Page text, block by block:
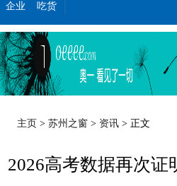
企业
吃货
主页 >苏州之窗 > 资讯 > 正文
2026高考数据再次证